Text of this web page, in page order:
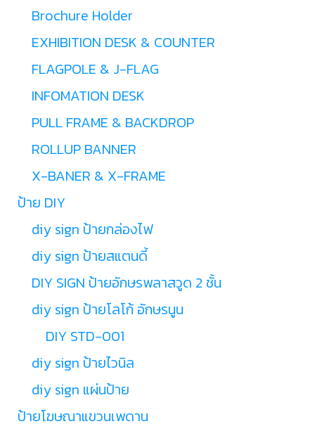
Brochure Holder
EXHIBITION DESK & COUNTER
FLAGPOLE & J-FLAG
INFOMATION DESK
PULL FRAME & BACKDROP
ROLLUP BANNER
X-BANER & X-FRAME
ป้าย DIY
diy sign ป้ายกล่องไฟ
diy sign ป้ายสแตนดี้
DIY SIGN ป้ายอักษรพลาสวูด 2 ชั้น
diy sign ป้ายโลโก้ อักษรนูน
DIY STD-001
diy sign ป้ายไวนิล
diy sign แผ่นป้าย
ป้ายโฆษณาแขวนเพดาน